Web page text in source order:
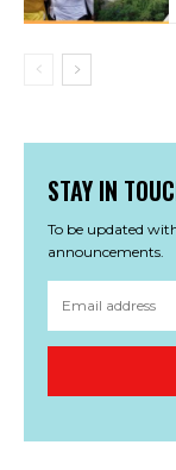
STAY IN
To be updated
announcements.